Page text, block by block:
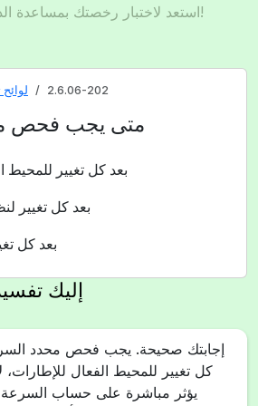
استعد لاختبار رخصتك بمساعدة الذكاء الاصطناعي!
2.6.06-202
متى يجب فحص
بعد كل تغيير للمحيط
بعد كل تغيير
بعد كل
إليك
إجابتك صحيحة. يجب فحص محدد
كل تغيير للمحيط الفعال للإطارات،
يؤثر مباشرة على حساب السرعة